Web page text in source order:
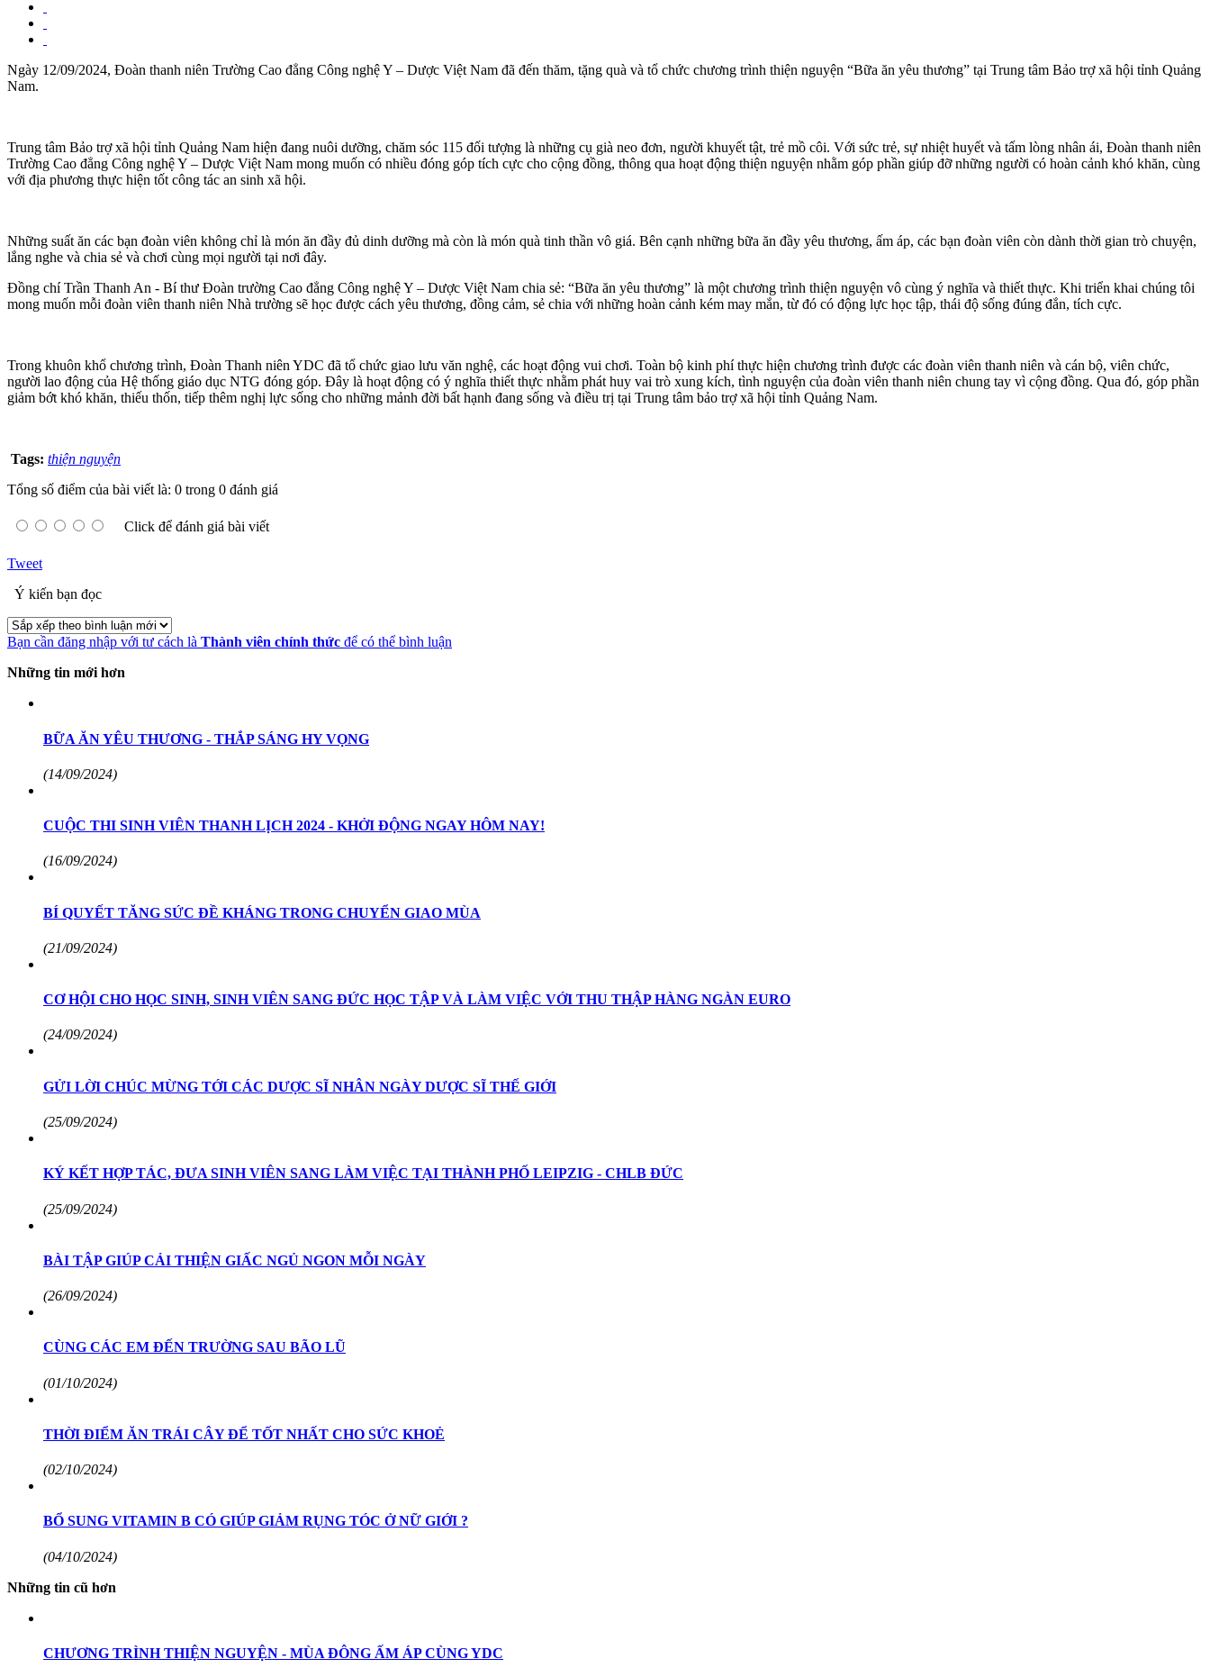
Ngày 12/09/2024, Đoàn thanh niên Trường Cao đẳng Công nghệ Y – Dược Việt Nam đã đến thăm, tặng quà và tổ chức chương trình thiện nguyện “Bữa ăn yêu thương” tại Trung tâm Bảo trợ xã hội tỉnh Quảng
Nam.
Trung tâm Bảo trợ xã hội tỉnh Quảng Nam hiện đang nuôi dưỡng, chăm sóc 115 đối tượng là những cụ già neo đơn, người khuyết tật, trẻ mồ côi. Với sức trẻ, sự nhiệt huyết và tấm lòng nhân ái, Đoàn thanh niên
Trường Cao đẳng Công nghệ Y – Dược Việt Nam mong muốn có nhiều đóng góp tích cực cho cộng đồng, thông qua hoạt động thiện nguyện nhằm góp phần giúp đỡ những người có hoàn cảnh khó khăn, cùng
với địa phương thực hiện tốt công tác an sinh xã hội.
Những suất ăn các bạn đoàn viên không chỉ là món ăn đầy đủ dinh dưỡng mà còn là món quà tinh thần vô giá. Bên cạnh những bữa ăn đầy yêu thương, ấm áp, các bạn đoàn viên còn dành thời gian trò chuyện,
lắng nghe và chia sẻ và chơi cùng mọi người tại nơi đây.
Đồng chí Trần Thanh An - Bí thư Đoàn trường Cao đẳng Công nghệ Y – Dược Việt Nam chia sẻ: “Bữa ăn yêu thương” là một chương trình thiện nguyện vô cùng ý nghĩa và thiết thực. Khi triển khai chúng tôi
mong muốn mỗi đoàn viên thanh niên Nhà trường sẽ học được cách yêu thương, đồng cảm, sẻ chia với những hoàn cảnh kém may mắn, từ đó có động lực học tập, thái độ sống đúng đắn, tích cực.
Trong khuôn khổ chương trình, Đoàn Thanh niên YDC đã tổ chức giao lưu văn nghệ, các hoạt động vui chơi. Toàn bộ kinh phí thực hiện chương trình được các đoàn viên thanh niên và cán bộ, viên chức,
người lao động của Hệ thống giáo dục NTG đóng góp. Đây là hoạt động có ý nghĩa thiết thực nhằm phát huy vai trò xung kích, tình nguyện của đoàn viên thanh niên chung tay vì cộng đồng. Qua đó, góp phần
giảm bớt khó khăn, thiếu thốn, tiếp thêm nghị lực sống cho những mảnh đời bất hạnh đang sống và điều trị tại Trung tâm bảo trợ xã hội tỉnh Quảng Nam.
Tags: thiện nguyện
Tổng số điểm của bài viết là: 0 trong 0 đánh giá
Click để đánh giá bài viết
Tweet
Ý kiến bạn đọc
Bạn cần đăng nhập với tư cách là Thành viên chính thức để có thể bình luận
Những tin mới hơn
BỮA ĂN YÊU THƯƠNG - THẮP SÁNG HY VỌNG
(14/09/2024)
CUỘC THI SINH VIÊN THANH LỊCH 2024 - KHỞI ĐỘNG NGAY HÔM NAY!
(16/09/2024)
BÍ QUYẾT TĂNG SỨC ĐỀ KHÁNG TRONG CHUYỂN GIAO MÙA
(21/09/2024)
CƠ HỘI CHO HỌC SINH, SINH VIÊN SANG ĐỨC HỌC TẬP VÀ LÀM VIỆC VỚI THU THẬP HÀNG NGÀN EURO
(24/09/2024)
GỬI LỜI CHÚC MỪNG TỚI CÁC DƯỢC SĨ NHÂN NGÀY DƯỢC SĨ THẾ GIỚI
(25/09/2024)
KÝ KẾT HỢP TÁC, ĐƯA SINH VIÊN SANG LÀM VIỆC TẠI THÀNH PHỐ LEIPZIG - CHLB ĐỨC
(25/09/2024)
BÀI TẬP GIÚP CẢI THIỆN GIẤC NGỦ NGON MỖI NGÀY
(26/09/2024)
CÙNG CÁC EM ĐẾN TRƯỜNG SAU BÃO LŨ
(01/10/2024)
THỜI ĐIỂM ĂN TRÁI CÂY ĐỂ TỐT NHẤT CHO SỨC KHOẺ
(02/10/2024)
BỔ SUNG VITAMIN B CÓ GIÚP GIẢM RỤNG TÓC Ở NỮ GIỚI ?
(04/10/2024)
Những tin cũ hơn
CHƯƠNG TRÌNH THIỆN NGUYỆN - MÙA ĐÔNG ẤM ÁP CÙNG YDC